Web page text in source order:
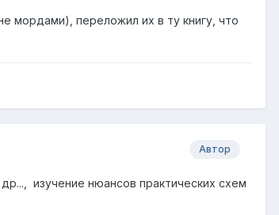
мордами), переложил их в ту книгу, что
Автор
изучение нюансов практических схем